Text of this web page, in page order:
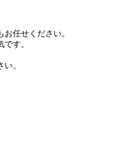
任せください。
す。
。